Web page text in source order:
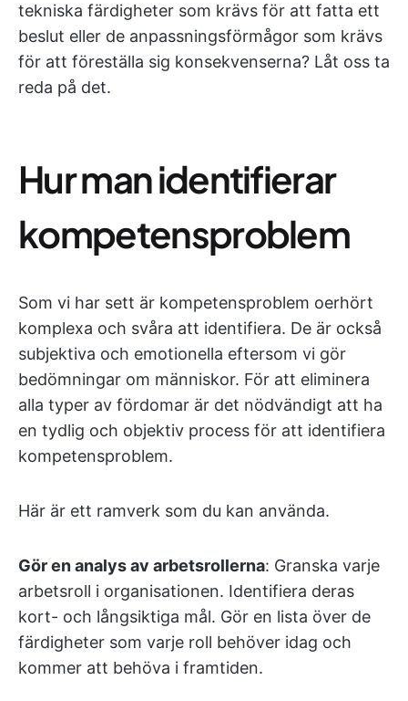
tekniska färdigheter som krävs för att fatta ett
beslut eller de anpassningsförmågor som krävs
för att föreställa sig konsekvenserna? Låt oss ta
reda på det.
Hur man identifierar
kompetensproblem
Som vi har sett är kompetensproblem oerhört
komplexa och svåra att identifiera. De är också
subjektiva och emotionella eftersom vi gör
bedömningar om människor. För att eliminera
alla typer av fördomar är det nödvändigt att ha
en tydlig och objektiv process för att identifiera
kompetensproblem.
Här är ett ramverk som du kan använda.
Gör en analys av arbetsrollerna: Granska varje
arbetsroll i organisationen. Identifiera deras
kort- och långsiktiga mål. Gör en lista över de
färdigheter som varje roll behöver idag och
kommer att behöva i framtiden.